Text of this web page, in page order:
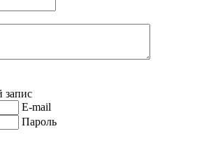
запис
E-mail
Пароль